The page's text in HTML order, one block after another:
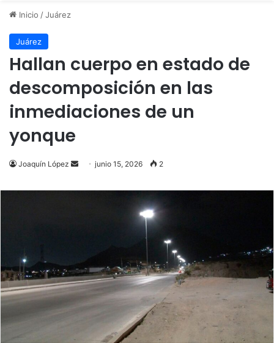
Inicio /Juárez
Juárez
Hallan cuerpo en estado de
descomposición en las
inmediaciones de un
yonque
Joaquín López
Send
email
junio 15, 2026 2